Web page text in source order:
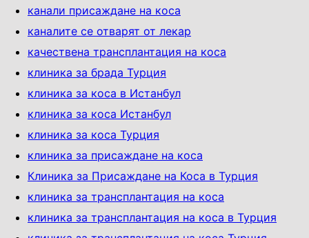
канали присаждане на коса
каналите се отварят от лекар
качествена трансплантация на коса
клиника за брада Турция
клиника за коса в Истанбул
клиника за коса Истанбул
клиника за коса Турция
клиника за присаждане на коса
Клиника за Присаждане на Коса в Турция
клиника за трансплантация на коса
клиника за трансплантация на коса в Турция